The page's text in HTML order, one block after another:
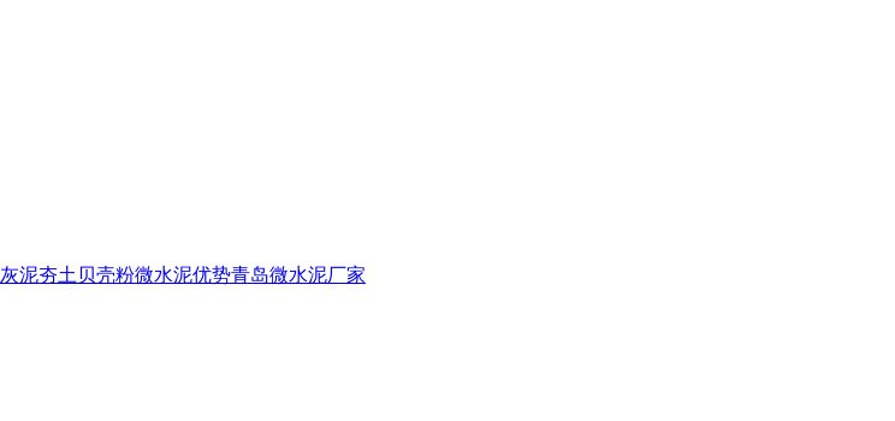
灰泥夯土 贝壳粉微水泥优势青岛微水泥厂家